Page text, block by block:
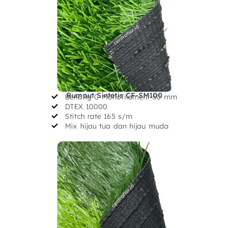
Rumput Sintetis CF-SM100
Benang C-Monofilament 50 mm
DTEX 10000
Stitch rate 165 s/m
Mix hijau tua dan hijau muda